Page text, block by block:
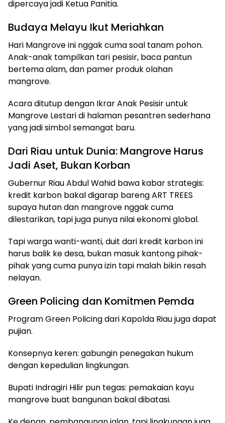
dipercaya jadi Ketua Panitia.
Budaya Melayu Ikut Meriahkan
Hari Mangrove ini nggak cuma soal tanam pohon.
Anak-anak tampilkan tari pesisir, baca pantun
bertema alam, dan pamer produk olahan
mangrove.
Acara ditutup dengan Ikrar Anak Pesisir untuk
Mangrove Lestari di halaman pesantren sederhana
yang jadi simbol semangat baru.
Dari Riau untuk Dunia: Mangrove Harus
Jadi Aset, Bukan Korban
Gubernur Riau Abdul Wahid bawa kabar strategis:
kredit karbon bakal digarap bareng ART TREES
supaya hutan dan mangrove nggak cuma
dilestarikan, tapi juga punya nilai ekonomi global.
Tapi warga wanti-wanti, duit dari kredit karbon ini
harus balik ke desa, bukan masuk kantong pihak-
pihak yang cuma punya izin tapi malah bikin resah
nelayan.
Green Policing dan Komitmen Pemda
Program Green Policing dari Kapolda Riau juga dapat
pujian.
Konsepnya keren: gabungin penegakan hukum
dengan kepedulian lingkungan.
Bupati Indragiri Hilir pun tegas: pemakaian kayu
mangrove buat bangunan bakal dibatasi.